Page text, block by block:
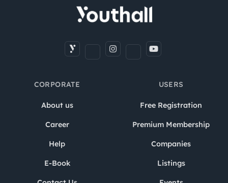
CORPORATE
About us
Career
Help
E-Book
USERS
Free Registration
Premium Membership
Companies
Listings